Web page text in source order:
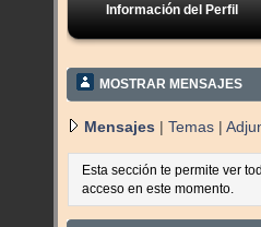
Información del Perfil
MOSTRAR MENSAJES
Mensajes | Temas |
Esta sección te permite ver
acceso en este momento.